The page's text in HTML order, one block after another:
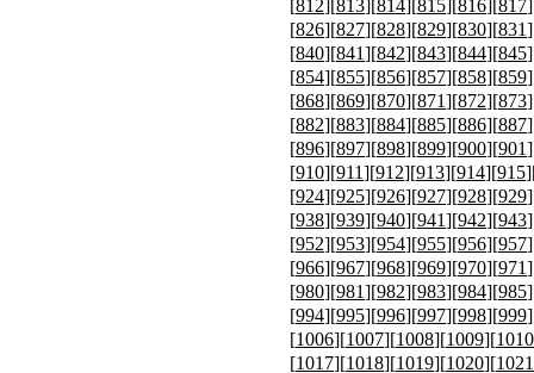
[812][813][814][815][816][817
[826][827][828][829][830][831
[840][841][842][843][844][845
[854][855][856][857][858][859
[868][869][870][871][872][873
[882][883][884][885][886][887
[896][897][898][899][900][901
[910][911][912][913][914][915
[924][925][926][927][928][929
[938][939][940][941][942][943
[952][953][954][955][956][957
[966][967][968][969][970][971
[980][981][982][983][984][985
[994][995][996][997][998][999
[1006][1007][1008][1009][1010
[1017][1018][1019][1020][1021